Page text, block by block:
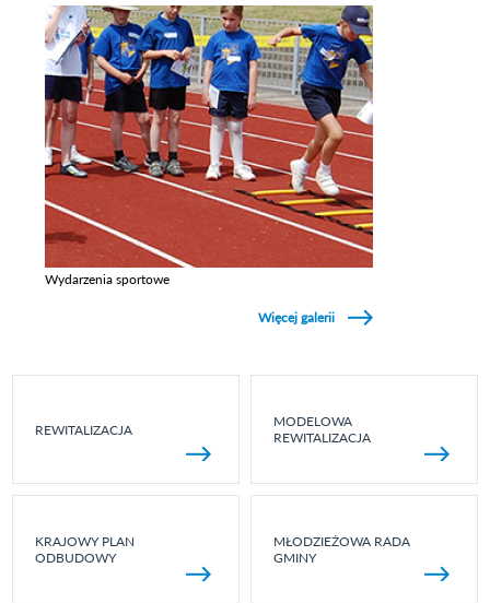
Wydarzenia sportowe
Więcej galerii
REWITALIZACJA
MODELOWA
REWITALIZACJA
KRAJOWY PLAN
ODBUDOWY
MŁODZIEŻOWA RADA
GMINY